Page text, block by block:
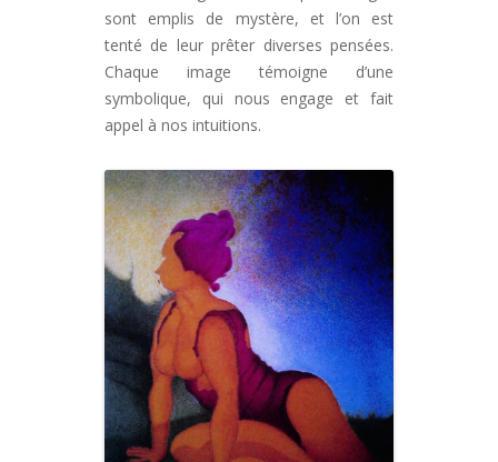
sont emplis de mystère, et l’on est
tenté de leur prêter diverses pensées.
Chaque image témoigne d’une
symbolique, qui nous engage et fait
appel à nos intuitions.